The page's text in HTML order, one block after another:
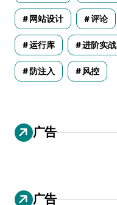
网站设计 评论
运行库 进阶实战
防注入 风控
广告
广告